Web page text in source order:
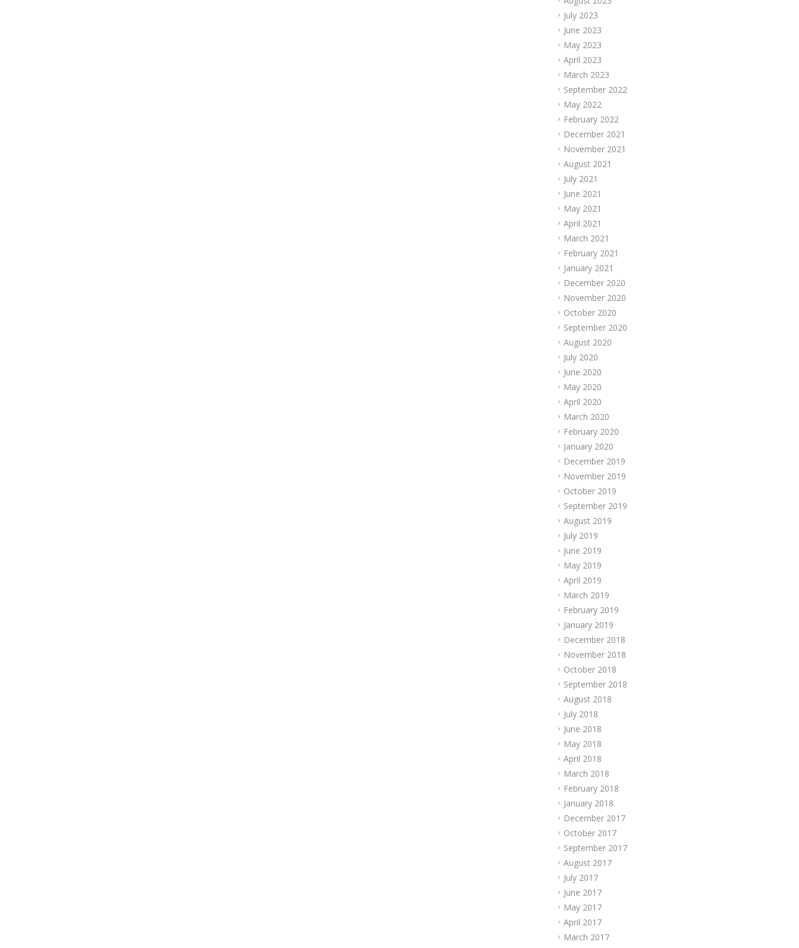
July 2023
June 2023
May 2023
April 2023
March 2023
September 2022
May 2022
February 2022
December 2021
November 2021
August 2021
July 2021
June 2021
May 2021
April 2021
March 2021
February 2021
January 2021
December 2020
November 2020
October 2020
September 2020
August 2020
July 2020
June 2020
May 2020
April 2020
March 2020
February 2020
January 2020
December 2019
November 2019
October 2019
September 2019
August 2019
July 2019
June 2019
May 2019
April 2019
March 2019
February 2019
January 2019
December 2018
November 2018
October 2018
September 2018
August 2018
July 2018
June 2018
May 2018
April 2018
March 2018
February 2018
January 2018
December 2017
October 2017
September 2017
August 2017
July 2017
June 2017
May 2017
April 2017
March 2017